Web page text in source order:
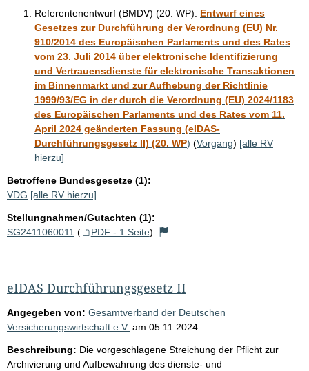
Referentenentwurf (BMDV) (20. WP): Entwurf eines
Gesetzes zur Durchführung der Verordnung (EU) Nr.
910/2014 des Europäischen Parlaments und des Rates
vom 23. Juli 2014 über elektronische Identifizierung
und Vertrauensdienste für elektronische Transaktionen
im Binnenmarkt und zur Aufhebung der Richtlinie
1999/93/EG in der durch die Verordnung (EU) 2024/1183
des Europäischen Parlaments und des Rates vom 11.
April 2024 geänderten Fassung (eIDAS-
Durchführungsgesetz II) (20. WP) (Vorgang) [alle RV
hierzu]
Betroffene Bundesgesetze (1):
VDG [alle RV hierzu]
Stellungnahmen/Gutachten (1):
SG2411060011 ( PDF - 1 Seite)
eIDAS Durchführungsgesetz II
Angegeben von: Gesamtverband der Deutschen
Versicherungswirtschaft e.V. am 05.11.2024
Beschreibung: Die vorgeschlagene Streichung der Pflicht zur
Archivierung und Aufbewahrung des dienste- und